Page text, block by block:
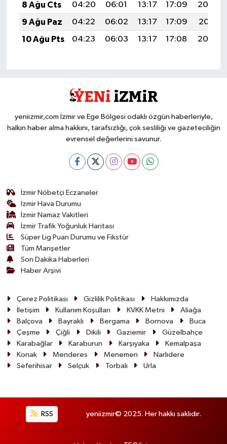
8 Ağu Cts
04:20 06:01 13:17 17:09
20:22
9 Ağu Paz
04:22 06:02 13:17 17:09
20:21
10 Ağu Pts
04:23 06:03 13:17 17:08 20:20
yeniizmir,com İzmir ve Ege Bölgesi odaklı özgün haberleriyle,
halkın haber alma hakkını, tarafsızlığı, çok sesliliği ve gazeteciliğin
evrensel değerlerini savunur.
İzmir Nöbetçi Eczaneler
İzmir Hava Durumu
İzmir Namaz Vakitleri
İzmir Trafik Yoğunluk Haritası
Süper Lig Puan Durumu ve Fikstür
Tüm Manşetler
Son Dakika Haberleri
Haber Arşivi
Çerez Politikası Gizlilik Politikası
Hakkımızda
İletişim
Kullanım Koşulları KVKK Metni
Aliağa
Balçova
Bayraklı Bergama Bornova
Buca
Çeşme
Çiğli Dikili Gaziemir
Güzelbahçe
Karabağlar
Karaburun Karşıyaka
Kemalpaşa
Konak
Menderes Menemen
Narlıdere
Seferihisar
Selçuk Torbalı Urla
RSS yeniizmir© 2025. Her hakkı saklıdır.